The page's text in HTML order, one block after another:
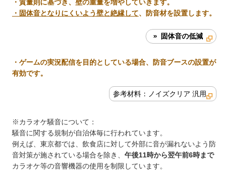
・質量則に基づき、壁の重量を増やしていきます。
・固体音となりにくいよう壁と絶縁して、防音材を設置します。
» 固体音の低減
・ゲームの実況配信を目的としている場合、防音ブースの設置が
有効です。
参考材料：ノイズクリア 汎用
※カラオケ騒音について：
騒音に関する規制が自治体毎に行われています。
例えば、東京都では、飲食店に対して外部に音が漏れないよう防
音対策が施されている場合を除き、 午後11時から翌午前6時まで
カラオケ等の音響機器の使用を制限しています。